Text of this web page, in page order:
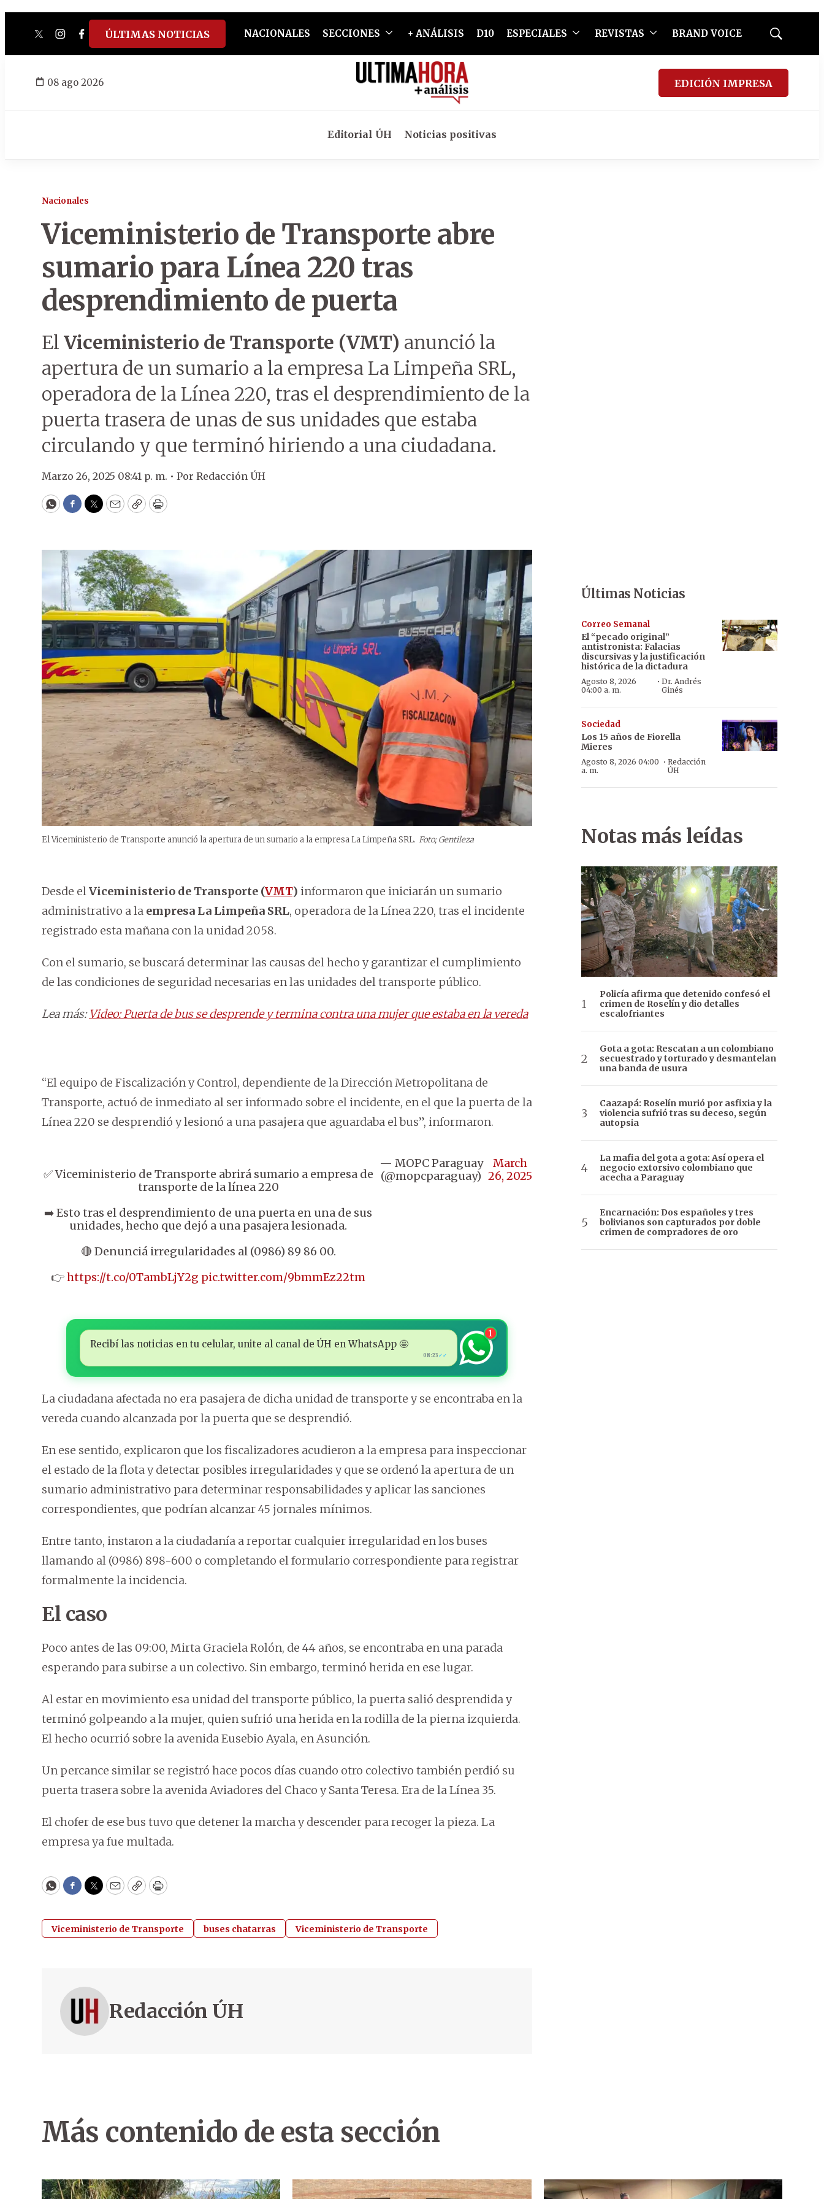
twitterinstagram
facebook
tiktokyoutube
spotify
ÚLTIMAS NOTICIAS NACIONALES SECCIONES + ANÁLISIS D10 ESPECIALES REVISTAS BRAND VOICE
Mostrar
08 ago 2026 EDICIÓN IMPRESA
Editorial ÚH Noticias positivas
Nacionales
Viceministerio de Transporte abre
sumario para Línea 220 tras
desprendimiento de puerta
El Viceministerio de Transporte (VMT) anunció la
apertura de un sumario a la empresa La Limpeña SRL,
operadora de la Línea 220, tras el desprendimiento de la
puerta trasera de unas de sus unidades que estaba
circulando y que terminó hiriendo a una ciudadana.
Marzo 26, 2025 08:41 p. m. • Por Redacción ÚH
WhatsApp
Facebook
Twitter
EmailCopyPrint
El Viceministerio de Transporte anunció la apertura de un sumario a la empresa La Limpeña SRL. Foto; Gentileza
Desde elViceministerio de Transporte (VMT) informaron que iniciarán un sumario
administrativo a la empresa La Limpeña SRL, operadora de la Línea 220, tras el incidente
registrado esta mañana con la unidad 2058.
Con el sumario, se buscará determinar las causas del hecho y garantizar el cumplimiento
de las condiciones de seguridad necesarias en las unidades del transporte público.
Lea más: Video: Puerta de bus se desprende y termina contra una mujer que estaba en la vereda
“El equipo de Fiscalización y Control, dependiente de la Dirección Metropolitana de
Transporte, actuó de inmediato al ser informado sobre el incidente, en el que la puerta de la
Línea 220 se desprendió y lesionó a una pasajera que aguardaba el bus”, informaron.
✅ Viceministerio de Transporte abrirá sumario a empresa de
transporte de la línea 220
➡️ Esto tras el desprendimiento de una puerta en una de sus
unidades, hecho que dejó a una pasajera lesionada.
🔴 Denunciá irregularidades al (0986) 89 86 00.
👉https://t.co/0TambLjY2g pic.twitter.com/9bmmEz22tm
— MOPC Paraguay
(@mopcparaguay)
March
26, 2025
Recibí las noticias en tu celular, unite al canal de ÚH en WhatsApp 🤩
08:23 ✓✓
1
La ciudadana afectada no era pasajera de dicha unidad de transporte y se encontraba en la
vereda cuando alcanzada por la puerta que se desprendió.
En ese sentido, explicaron que los fiscalizadores acudieron a la empresa para inspeccionar
el estado de la flota y detectar posibles irregularidades y que se ordenó la apertura de un
sumario administrativo para determinar responsabilidades y aplicar las sanciones
correspondientes, que podrían alcanzar 45 jornales mínimos.
Entre tanto, instaron a la ciudadanía a reportar cualquier irregularidad en los buses
llamando al (0986) 898-600 o completando el formulario correspondiente para registrar
formalmente la incidencia.
El caso
Poco antes de las 09:00, Mirta Graciela Rolón, de 44 años, se encontraba en una parada
esperando para subirse a un colectivo. Sin embargo, terminó herida en ese lugar.
Al estar en movimiento esa unidad del transporte público, la puerta salió desprendida y
terminó golpeando a la mujer, quien sufrió una herida en la rodilla de la pierna izquierda.
El hecho ocurrió sobre la avenida Eusebio Ayala, en Asunción.
Un percance similar se registró hace pocos días cuando otro colectivo también perdió su
puerta trasera sobre la avenida Aviadores del Chaco y Santa Teresa. Era de la Línea 35.
El chofer de ese bus tuvo que detener la marcha y descender para recoger la pieza. La
empresa ya fue multada.
WhatsApp
Facebook
Twitter
EmailCopyPrint
Viceministerio de Transporte buses chatarras Viceministerio de Transporte
Redacción ÚH
Últimas Noticias
Correo Semanal
El “pecado original”
antistronista: Falacias
discursivas y la justificación
histórica de la dictadura
Agosto 8, 2026
04:00 a. m.
·Dr. Andrés
Ginés
Sociedad
Los 15 años de Fiorella
Mieres
Agosto 8, 2026 04:00
a. m.
· Redacción
ÚH
Notas más leídas
Policía afirma que detenido confesó el
crimen de Roselín y dio detalles
escalofriantes
Gota a gota: Rescatan a un colombiano
secuestrado y torturado y desmantelan
una banda de usura
Caazapá: Roselín murió por asfixia y la
violencia sufrió tras su deceso, según
autopsia
La mafia del gota a gota: Así opera el
negocio extorsivo colombiano que
acecha a Paraguay
Encarnación: Dos españoles y tres
bolivianos son capturados por doble
crimen de compradores de oro
Más contenido de esta sección